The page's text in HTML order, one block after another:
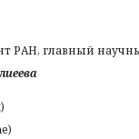
РАН, главный